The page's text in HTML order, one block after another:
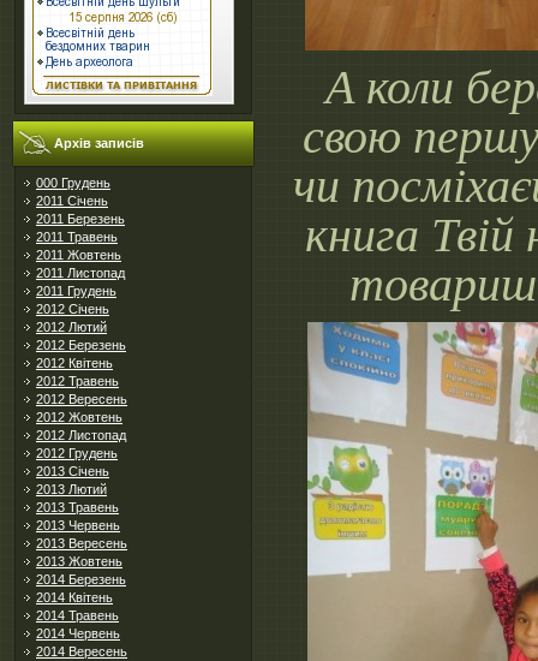
Архів записів
000 Грудень
2011 Січень
2011 Березень
2011 Травень
2011 Жовтень
2011 Листопад
2011 Грудень
2012 Січень
2012 Лютий
2012 Березень
2012 Квітень
2012 Травень
2012 Вересень
2012 Жовтень
2012 Листопад
2012 Грудень
2013 Січень
2013 Лютий
2013 Травень
2013 Червень
2013 Вересень
2013 Жовтень
2014 Березень
2014 Квітень
2014 Травень
2014 Червень
2014 Вересень
А коли
свою
чи
книга